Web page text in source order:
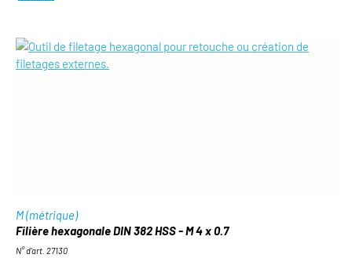
M (métrique)
Filière hexagonale DIN 382 HSS - M 4 x 0.7
N° d'art. 27130